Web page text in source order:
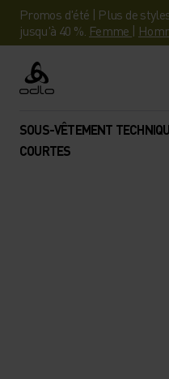
Promos d'été | Plus de
jusqu'à 40 %. Femme |
Odlo
SOUS-VÊTEMENT
COURTES